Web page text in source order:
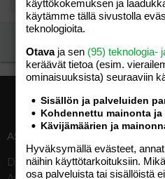
ASIAKASPALVELU
Digipalvelut (09) 156 6227
käyttökokemuksen ja
käytämme tällä sivustolla
teknologioita.
Otavaja sen (95) teknologia-
keräävät tietoa (esim.
ominaisuuk­sista) seuraaviin
Sisällön ja palveluiden
Kohdennettu mainonta
Kävijämäärien ja
Hyväksymällä evästeet,
näihin käyttötarkoituksiin.
osa palveluista tai sisällöistä